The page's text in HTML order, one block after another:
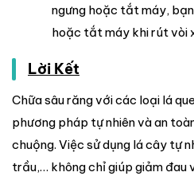
ngưng hoặc tắt máy,
hoặc tắt máy khi rút vòi
Lời Kết
Chữa sâu răng với các loại lá
phương pháp tự nhiên và an
chuộng. Việc sử dụng lá cây tự
trầu,… không chỉ giúp giảm đau